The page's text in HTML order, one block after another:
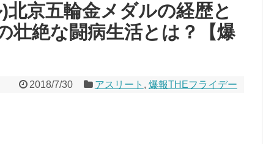
京五輪金メダルの経歴と
壮絶な闘病生活とは？【爆
2018/7/30 アスリート , 爆報THEフライデー